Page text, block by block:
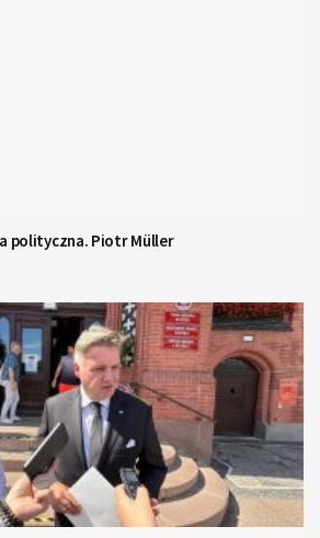
polityczna. Piotr Müller